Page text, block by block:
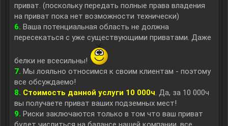
приват. (поскольку передать полные права владения
на приват пока нет возможности технически)
6. Ваша потенциальная область не должна
пересекаться с уже существующими приватами. Даже
белки не всесильны!
7. Мы лояльно относимся к своим клиентам - поэтому
все обсуждаемо!
8. Стоимость данной услуги 10 000ч. Да, за 10 000ч
вы получаете приват ваших подземных мест!
9. Риски заключаются только в том что ваш приват